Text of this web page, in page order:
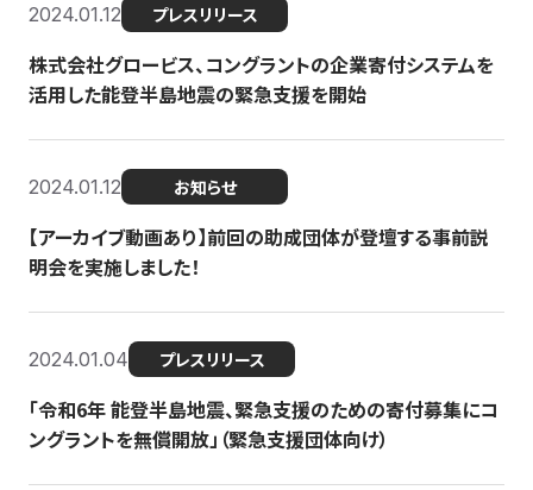
2024.01.12 プレスリリース
株式会社グロービス、コングラントの企業寄付システムを
活用した能登半島地震の緊急支援を開始
2024.01.12 お知らせ
【アーカイブ動画あり】前回の助成団体が登壇する事前説
明会を実施しました！
2024.01.04 プレスリリース
「令和6年 能登半島地震、緊急支援のための寄付募集にコ
ングラントを無償開放」（緊急支援団体向け）